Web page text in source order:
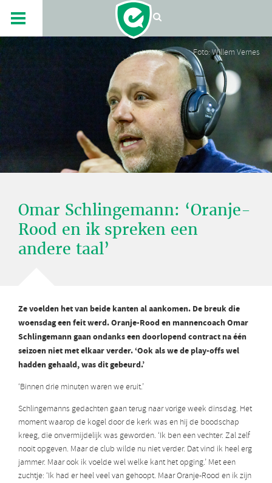
Foto: Willem Vernes
Omar Schlingemann: ‘Oranje-
Rood en ik spreken een
andere taal’
Ze voelden het van beide kanten al aankomen. De breuk die
woensdag een feit werd. Oranje-Rood en mannencoach Omar
Schlingemann gaan ondanks een doorlopend contract na één
seizoen niet met elkaar verder. ‘Ook als we de play-offs wel
hadden gehaald, was dit gebeurd.’
‘Binnen drie minuten waren we eruit.’
Schlingemanns gedachten gaan terug naar vorige week dinsdag. Het
moment waarop de kogel door de kerk was en hij de boodschap
kreeg, die onvermijdelijk was geworden. ‘Ik ben een vechter. Zal zelf
nooit opgeven. Maar de club wilde nu niet verder. Dat vind ik heel erg
jammer. Maar ook ik voelde wel welke kant het opging.’ Met een
zuchtje: ‘Ik had er heel veel van gehoopt. Maar Oranje-Rood en ik zijn